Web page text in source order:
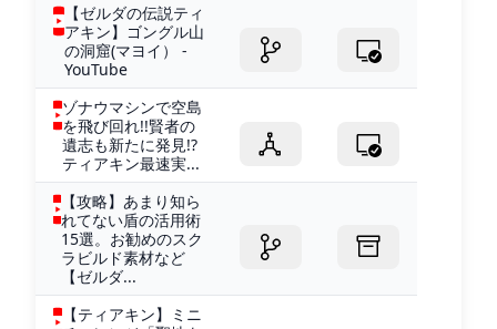
【ゼルダの伝説ティ
アキン】ゴングル山
の洞窟(マヨイ） -
YouTube
ゾナウマシンで空島
を飛び回れ!!賢者の
遺志も新たに発見!?
ティアキン最速実...
【攻略】あまり知ら
れてない盾の活用術
15選。お勧めのスク
ラビルド素材など
【ゼルダ...
【ティアキン】ミニ